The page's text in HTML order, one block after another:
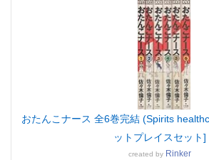
おたんこナース 全6巻完結 (Spirits
ットプレイスセット]
created by Rinker